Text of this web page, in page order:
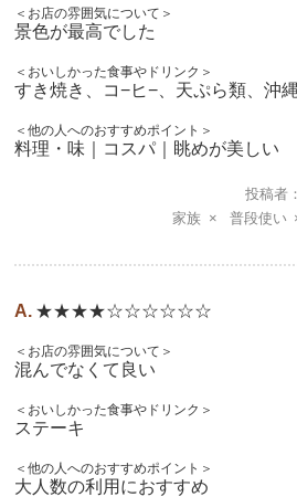
＜お店の雰囲気について＞
景色が最高でした
＜おいしかった食事やドリンク＞
すき焼き、コ−ヒ−、天ぷら類、沖
＜他の人へのおすすめポイント＞
料理・味｜コスパ｜眺めが美しい
投稿者
家族
普段使い
★★★★☆☆☆☆☆☆
＜お店の雰囲気について＞
混んでなくて良い
＜おいしかった食事やドリンク＞
ステーキ
＜他の人へのおすすめポイント＞
大人数の利用におすすめ